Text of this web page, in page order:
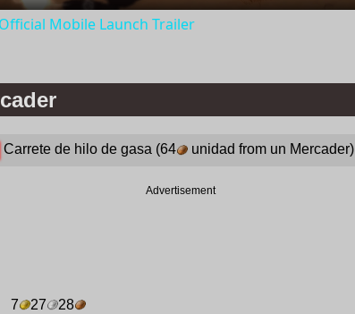
Mobile Launch Trailer
Carrete de hilo de gasa(64 unidad from un Mercader)
Advertisement
7 27 28